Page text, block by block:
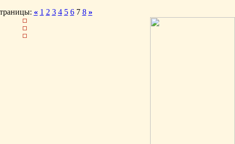
« 1 2 3 4 5 67 8 »